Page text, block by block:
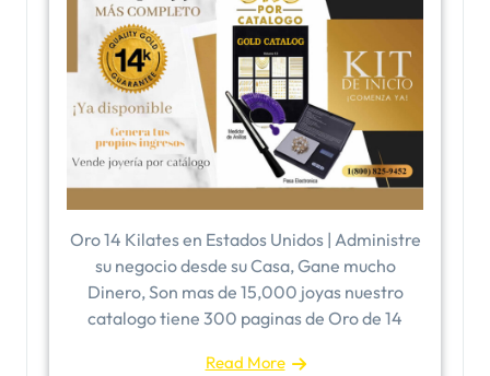
Oro 14 Kilates en Estados Unidos | Administre
su negocio desde su Casa, Gane mucho
Dinero, Son mas de 15,000 joyas nuestro
catalogo tiene 300 paginas de Oro de 14
Read More